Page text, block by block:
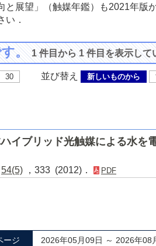
と展望」（触媒年鑑）も2021年
い．
す。1 件目から 1 件目を表示して
30 並び替え 新しいものから
イブリッド光触媒による水を
54(5) ，333 (2012)． PDF
ージ 2026年05月09日 ～ 2026年08